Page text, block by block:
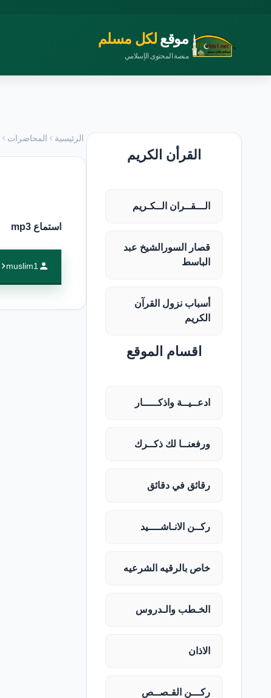
موقع لكل مسلم
منصة المحتوى الإسلامي
القرأن الكريم
الـــقــران الــكـريم
قصار السورالشيخ عبد
الباسط
أسباب نزول القرآن
الكريم
اقسام الموقع
ادعــيــة واذكـــــار
ورفعنــا لك ذكــرك
رقائق في دقائق
ركــن الانـاشــــيد
خاص بالرقيه الشرعيه
الخـطب والـدروس
الاذان
ركـــن القـصــص
الرئيسية المحاضرات
استماع mp3
muslim1